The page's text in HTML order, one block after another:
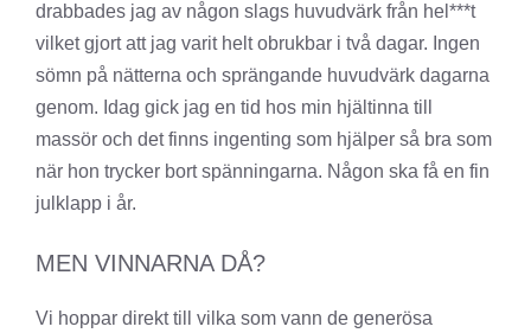
drabbades jag av någon slags huvudvärk från hel***t
vilket gjort att jag varit helt obrukbar i två dagar. Ingen
sömn på nätterna och sprängande huvudvärk dagarna
genom. Idag gick jag en tid hos min hjältinna till
massör och det finns ingenting som hjälper så bra som
när hon trycker bort spänningarna. Någon ska få en fin
julklapp i år.
MEN VINNARNA DÅ?
Vi hoppar direkt till vilka som vann de generösa